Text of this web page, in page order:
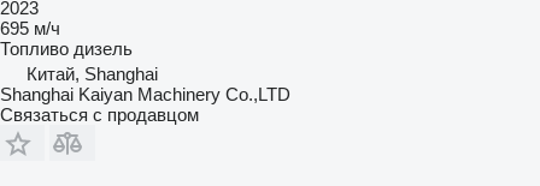
2023
695 м/ч
Топливо дизель
Китай, Shanghai
Shanghai Kaiyan Machinery Co.,LTD
Связаться с продавцом